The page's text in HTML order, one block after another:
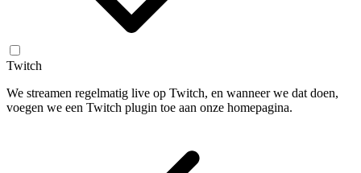
Twitch
We streamen regelmatig live op Twitch, en wanneer we dat doen,
voegen we een Twitch plugin toe aan onze homepagina.